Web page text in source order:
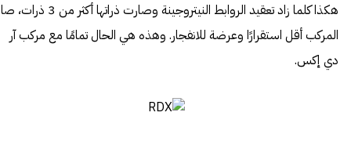
هكذا كلما زاد تعقيد الروابط النيتروجينة وصارت ذراتها أكثر من 3
المركب أقل استقرارًا وعرضة للانفجار. وهذه هي الحال تمامًا مع مركب آر
دي إكس.